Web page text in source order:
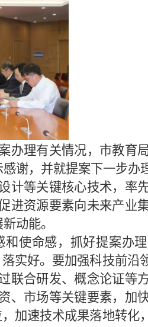
办理有关情况，市教育
谢，并就提案下一步办
计等关键核心技术，率
进资源要素向未来产业
动能。
使命感，抓好提案办
实好。要加强科技前沿
联合研发、概念论证等
、市场等关键要素，加
加速技术成果落地转化